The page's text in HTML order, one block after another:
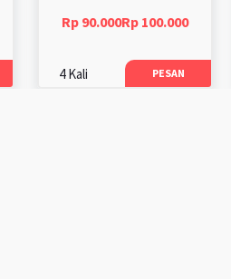
Rp 90.000Rp 100.000
4 Kali PESAN